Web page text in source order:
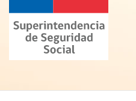
contenido
principal
Superintendencia
de
Seguridad
(SUSESO)